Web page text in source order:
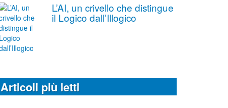
L’AI, un crivello che distingue
il Logico dall’Illogico
Articoli più letti